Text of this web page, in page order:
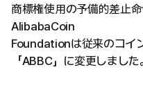
商標権使用の予備的差止
AlibabaCoin
Foundationは従来のコイ
「ABBC」に変更しました